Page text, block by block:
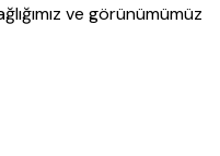
ve görünümümüz